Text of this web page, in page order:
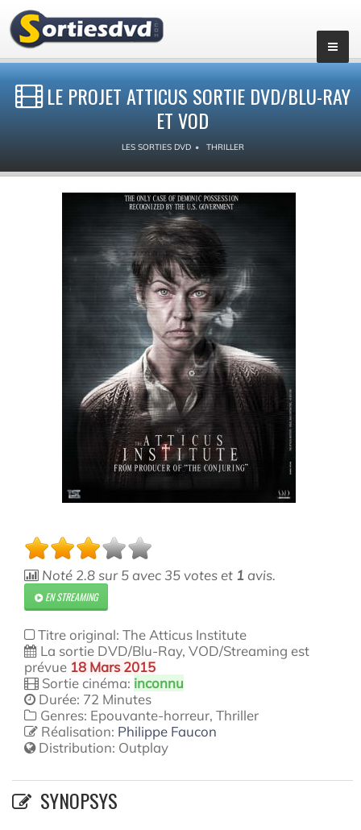
LE PROJET ATTICUS SORTIE DVD/BLU-RAY
ET VOD
LES SORTIES DVD THRILLER
Noté 2.8sur5 avec 35votes et 1 avis.
EN STREAMING
Titre original: The Atticus Institute
La sortie DVD/Blu-Ray, VOD/Streaming est
prévue 18 Mars 2015
Sortie cinéma: inconnu
Durée: 72 Minutes
Genres: Epouvante-horreur, Thriller
Réalisation: Philippe Faucon
Distribution: Outplay
SYNOPSYS